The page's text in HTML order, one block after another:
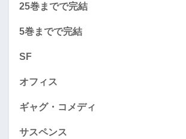
25巻までで完結
5巻までで完結
SF
オフィス
ギャグ・コメディ
サスペンス